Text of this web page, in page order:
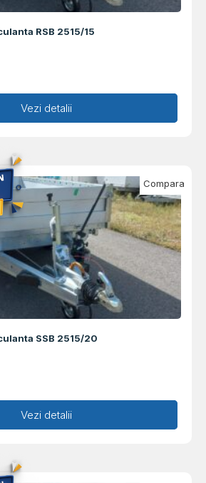
RSB 2515/15
Adaugă în coș
Vezi detalii
SSB 2515/20
Adaugă în coș
Vezi detalii
Compara